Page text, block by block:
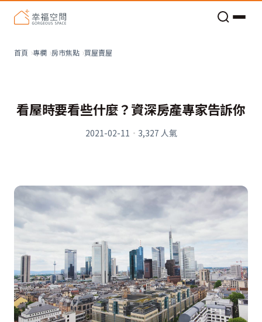
首頁 專欄 房市焦點 買屋賣屋
看屋時要看些什麼？資深房產專家告訴你
2021-02-11 · 3,327 人氣